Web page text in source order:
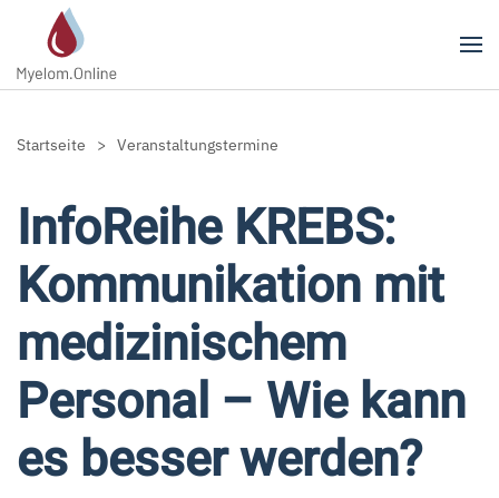
Zum Hauptinhalt springen
Startseite Veranstaltungstermine
InfoReihe KREBS:
Kommunikation mit
medizinischem
Personal – Wie kann
es besser werden?